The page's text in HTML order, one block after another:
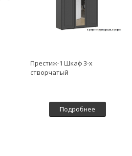
Престиж-1 Шкаф 3-х
створчатый
Подробнее